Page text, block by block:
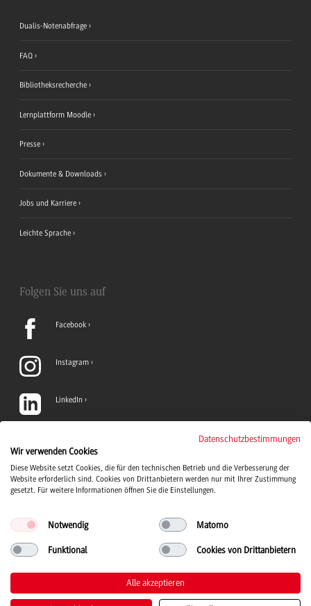
Dualis-Notenabfrage
FAQ
Bibliotheksrecherche
Lernplattform Moodle
Presse
Dokumente & Downloads
Jobs und Karriere
Leichte Sprache
Folgen Sie uns auf
Facebook
Instagram
LinkedIn
YouTube
© 2026 Duale Hochschule Baden-Württemberg
Datenschutzbestimmungen
Wir verwenden Cookies
Diese Website setzt Cookies, die für den technischen Betrieb und die Verbesserung der
Website erforderlich sind. Cookies von Drittanbietern werden nur mit Ihrer Zustimmung
gesetzt. Für weitere Informationen öffnen Sie die Einstellungen.
Notwendig Matomo
Funktional Cookies von Drittanbietern
Alle akzeptieren